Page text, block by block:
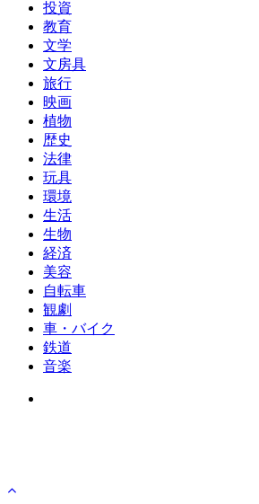
投資
教育
文学
文房具
旅行
映画
植物
歴史
法律
玩具
環境
生活
生物
経済
美容
自転車
観劇
車・バイク
鉄道
音楽